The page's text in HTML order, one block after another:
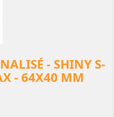
- SHINY S-
- 64X40 MM